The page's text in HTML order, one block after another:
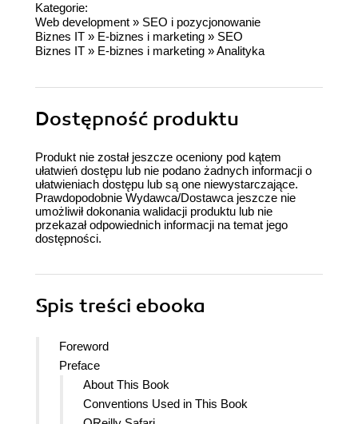
Kategorie:
Web development » SEO i pozycjonowanie
Biznes IT » E-biznes i marketing » SEO
Biznes IT » E-biznes i marketing »Analityka
Dostępność produktu
Produkt nie został jeszcze oceniony pod kątem
ułatwień dostępu lub nie podano żadnych informacji o
ułatwieniach dostępu lub są one niewystarczające.
Prawdopodobnie Wydawca/Dostawca jeszcze nie
umożliwił dokonania walidacji produktu lub nie
przekazał odpowiednich informacji na temat jego
dostępności.
Spis treści ebooka
Foreword
Preface
About This Book
Conventions Used in This Book